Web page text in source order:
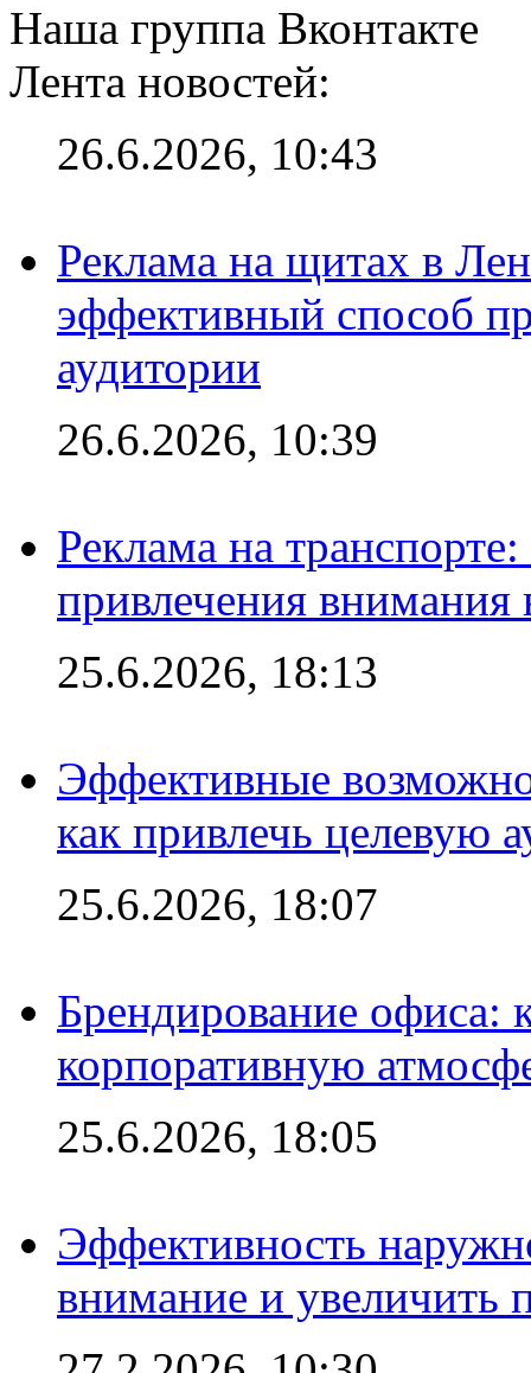
Наша группа Вконтакте
Лента новостей:
26.6.2026, 10:43
Реклама на щитах в
эффективный способ
аудитории
26.6.2026, 10:39
Реклама на
привлечения внимания
25.6.2026, 18:13
Эффективные
как привлечь целевую
25.6.2026, 18:07
Брендирование офиса:
корпоративную
25.6.2026, 18:05
Эффективность
внимание и увеличить